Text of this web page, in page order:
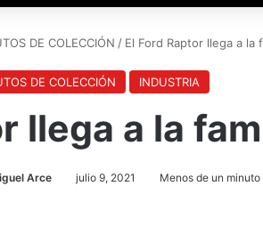
DE COLECCIÓN / El Ford Raptor llega a la
DE COLECCIÓN INDUSTRIA
llega a la
Arce julio 9, 2021 Menos de un minuto